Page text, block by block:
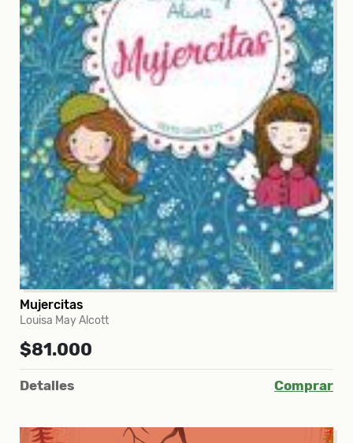
Mujercitas
Louisa May Alcott
$81.000
Detalles Comprar